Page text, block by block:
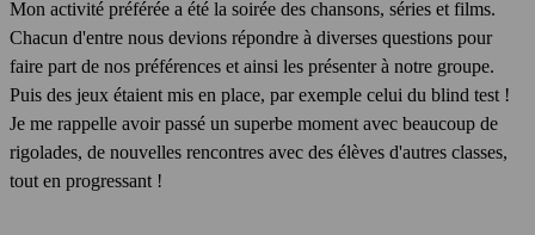
Mon activité préférée a été la soirée des chansons, séries et films.
Chacun d'entre nous devions répondre à diverses questions pour
faire part de nos préférences et ainsi les présenter à notre groupe.
Puis des jeux étaient mis en place, par exemple celui du blind test !
Je me rappelle avoir passé un superbe moment avec beaucoup de
rigolades, de nouvelles rencontres avec des élèves d'autres classes,
tout en progressant !